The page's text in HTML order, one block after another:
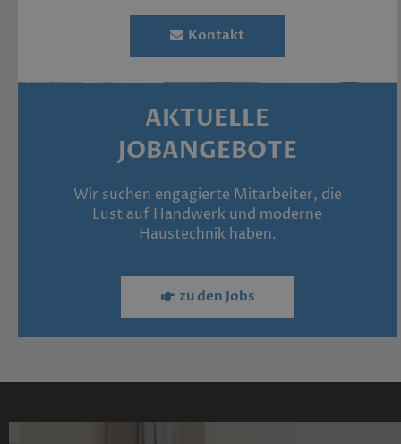
Kontakt
AKTUELLE
JOBANGEBOTE
Wir suchen engagierte Mitarbeiter, die
Lust auf Handwerk und moderne
Haustechnik haben.
zu den Jobs